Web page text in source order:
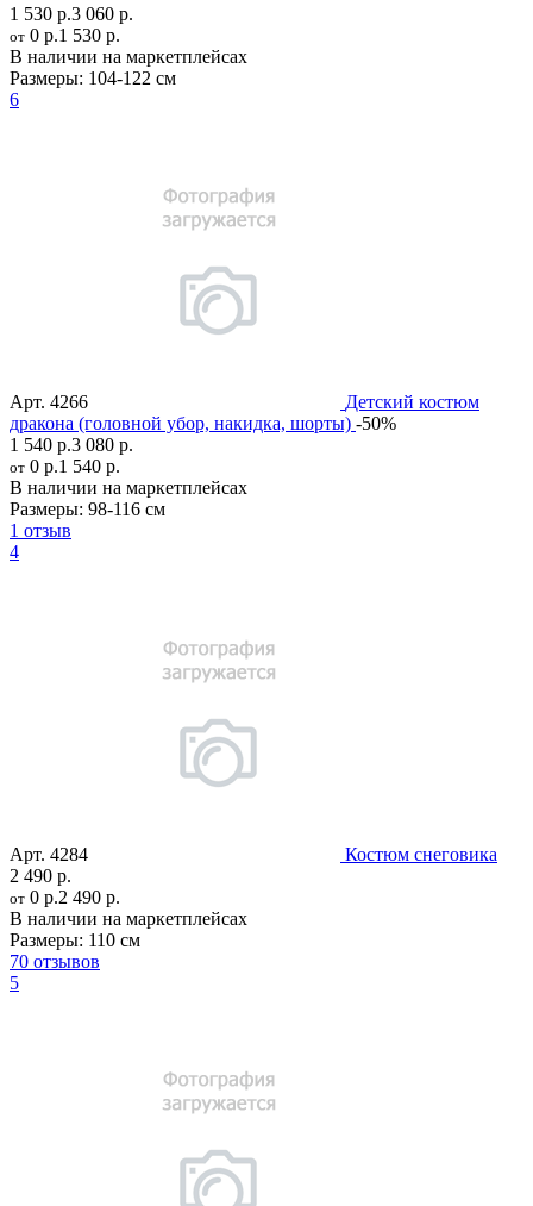
1 530 р.3 060 р.
от 0 р.1 530 р.
В наличии на маркетплейсах
Размеры: 104-122 см
6
Арт. 4266
Детский костюм
дракона (головной убор, накидка, шорты) -50%
1 540 р.3 080 р.
от 0 р.1 540 р.
В наличии на маркетплейсах
Размеры: 98-116 см
1 отзыв
4
Арт. 4284
Костюм снеговика
2 490 р.
от 0 р.2 490 р.
В наличии на маркетплейсах
Размеры: 110 см
70 отзывов
5